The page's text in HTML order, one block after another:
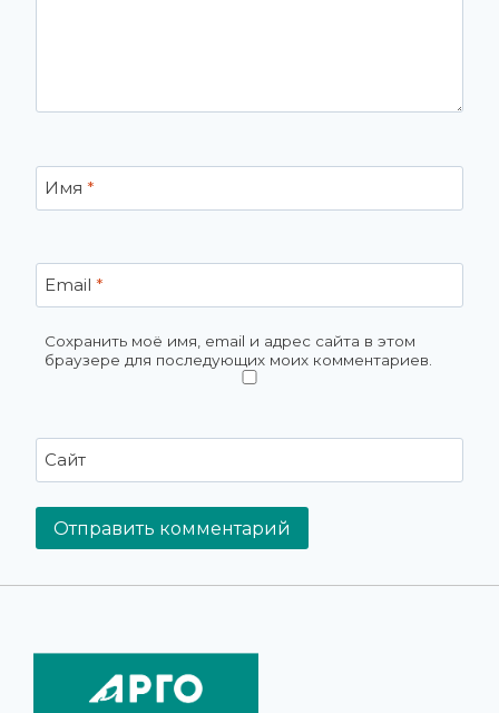
Имя *
Email *
Сохранить моё имя, email и адрес сайта в этом
браузере для последующих моих комментариев.
Сайт